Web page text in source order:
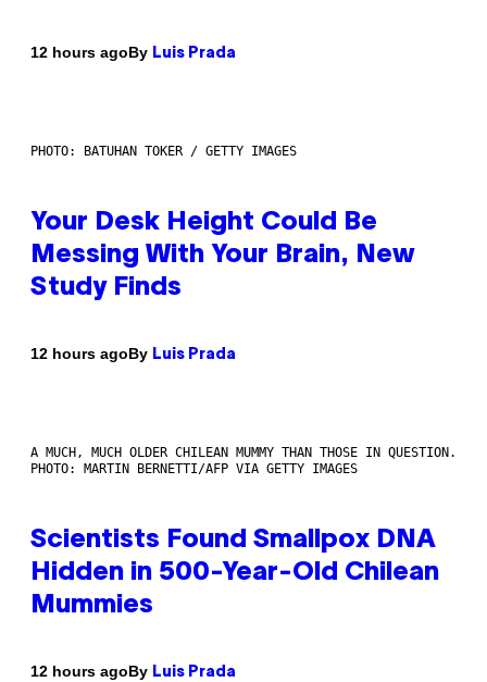
12 hours agoBy Luis Prada
PHOTO: BATUHAN TOKER / GETTY IMAGES
Your Desk Height Could Be
Messing With Your Brain, New
Study Finds
12 hours agoBy Luis Prada
A MUCH, MUCH OLDER CHILEAN MUMMY THAN THOSE IN QUESTION.
PHOTO: MARTIN BERNETTI/AFP VIA GETTY IMAGES
Scientists Found Smallpox DNA
Hidden in 500-Year-Old Chilean
Mummies
12 hours agoBy Luis Prada